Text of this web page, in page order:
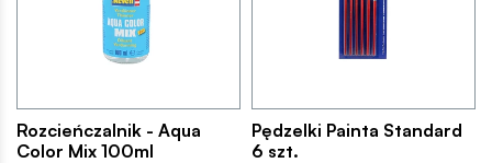
Rozcieńczalnik - Aqua
Color Mix 100ml
Pędzelki Painta Standard
6 szt.